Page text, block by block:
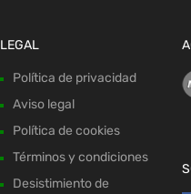
LEGAL
Política de privacidad
Aviso legal
Política de cookies
Términos y condiciones
Desistimiento de